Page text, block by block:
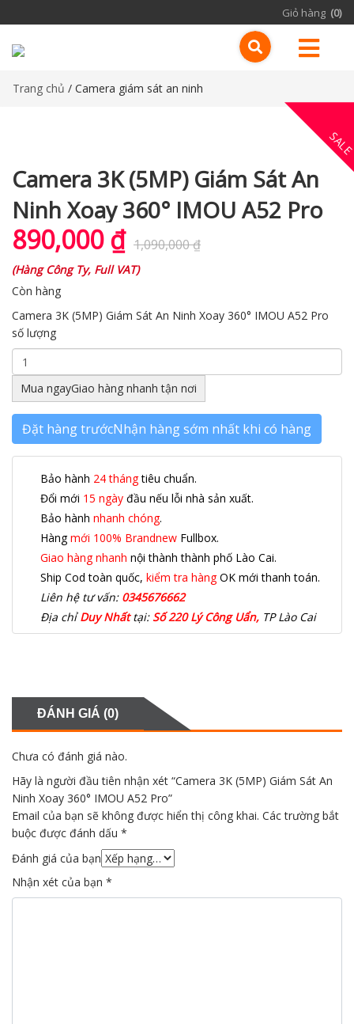
Giỏ hàng (0)
Trang chủ / Camera giám sát an ninh
Camera 3K (5MP) Giám Sát An
Ninh Xoay 360° IMOU A52 Pro
890,000₫ 1,090,000₫
(Hàng Công Ty, Full VAT)
Còn hàng
Camera 3K (5MP) Giám Sát An Ninh Xoay 360° IMOU A52 Pro
số lượng
Mua ngayGiao hàng nhanh tận nơi
Đặt hàng trướcNhận hàng sớm nhất khi có hàng
Bảo hành 24 thángtiêu chuẩn.
Đổi mới 15 ngày đầu nếu lỗi nhà sản xuất.
Bảo hành nhanh chóng.
Hàngmới 100% Brandnew Fullbox.
Giao hàng nhanh nội thành thành phố Lào Cai.
Ship Cod toàn quốc, kiểm tra hàngOK mới thanh toán.
Liên hệ tư vấn: 0345676662
Địa chỉDuy Nhấttại:Số 220 Lý Công Uẩn, TP Lào Cai
ĐÁNH GIÁ (0)
Chưa có đánh giá nào.
Hãy là người đầu tiên nhận xét “Camera 3K (5MP) Giám Sát An
Ninh Xoay 360° IMOU A52 Pro”
Email của bạn sẽ không được hiển thị công khai. Các trường bắt
buộc được đánh dấu *
Đánh giá của bạn
Nhận xét của bạn *